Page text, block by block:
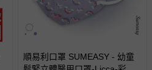
順易利口罩 SUMEASY - 幼童